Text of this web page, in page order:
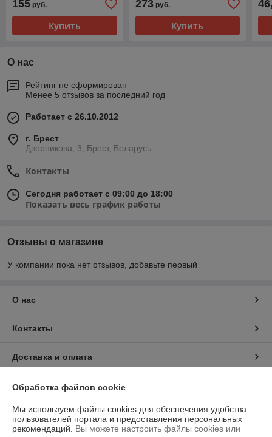
155 руб.
Купить
273руб.
Купить
О нас
Рейтинг не сформирован
Менее 5 отзывов за последний год
Работает с 26.10.2012
г. Брест
Дворникова, 3, Брест, Беларусь
Контакты
Сегодня работает с 09:00 до 18:00
Показать весь график работы
Отзывы о магазине
У компании пока нет отзывов, добавьте первый
О нас
Контакты
Доставка и оплата
График работы
Полная версия сайта
Обработка файлов cookie
Мы используем файлы cookies для обеспечения удобства
пользователей портала и предоставления персональных
рекомендаций. Вы можете настроить файлы cookies или